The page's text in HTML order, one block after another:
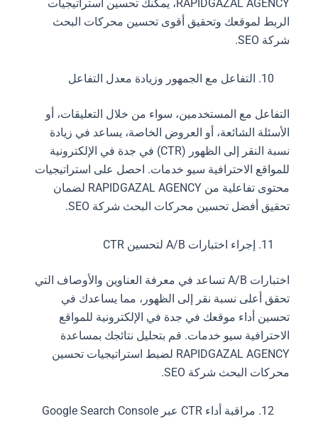
RAPIDGAZAL AGENCY، يمكنك تحسين استراتيجيات
الربط لموقعك وتحقيق أقوى تحسين محركات البحث
شركة SEO.
التفاعل مع الجمهور وزيادة معدل التفاعل
التفاعل مع المستخدمين، سواء من خلال التعليقات، أو
الأسئلة الشائعة، أو العروض الخاصة، يساعد في زيادة
نسبة النقر إلى الظهور (CTR) في جدة في الإلكترونية
للمواقع الاحترافية سيو خدمات. احصل على استراتيجيات
محتوى تفاعلية من RAPIDGAZAL AGENCY لضمان
تحقيق أفضل تحسين محركات البحث شركة SEO.
إجراء اختبارات A/B لتحسين CTR
اختبارات A/B تساعد في معرفة العناوين والأوصاف التي
تحقق أعلى نسبة نقر إلى الظهور، مما يساعدك في
تحسين أداء موقعك في جدة في الإلكترونية للمواقع
الاحترافية سيو خدمات. قم بتحليل نتائجك بمساعدة
RAPIDGAZAL AGENCY لضبط استراتيجيات تحسين
محركات البحث شركة SEO.
مراقبة أداء CTR عبر Google Search Console